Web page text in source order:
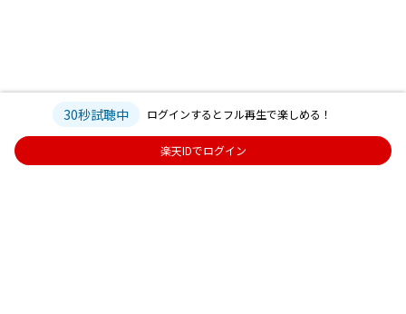
30秒試聴中 ログインするとフル再生で楽しめる！
楽天IDでログイン